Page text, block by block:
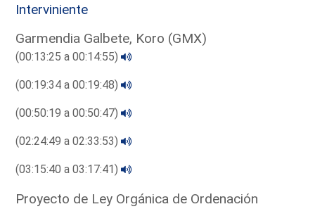
Interviniente
Garmendia Galbete, Koro (GMX)
(00:13:25 a 00:14:55)
(00:19:34 a 00:19:48)
(00:50:19 a 00:50:47)
(02:24:49 a 02:33:53)
(03:15:40 a 03:17:41)
Proyecto de Ley Orgánica de Ordenación